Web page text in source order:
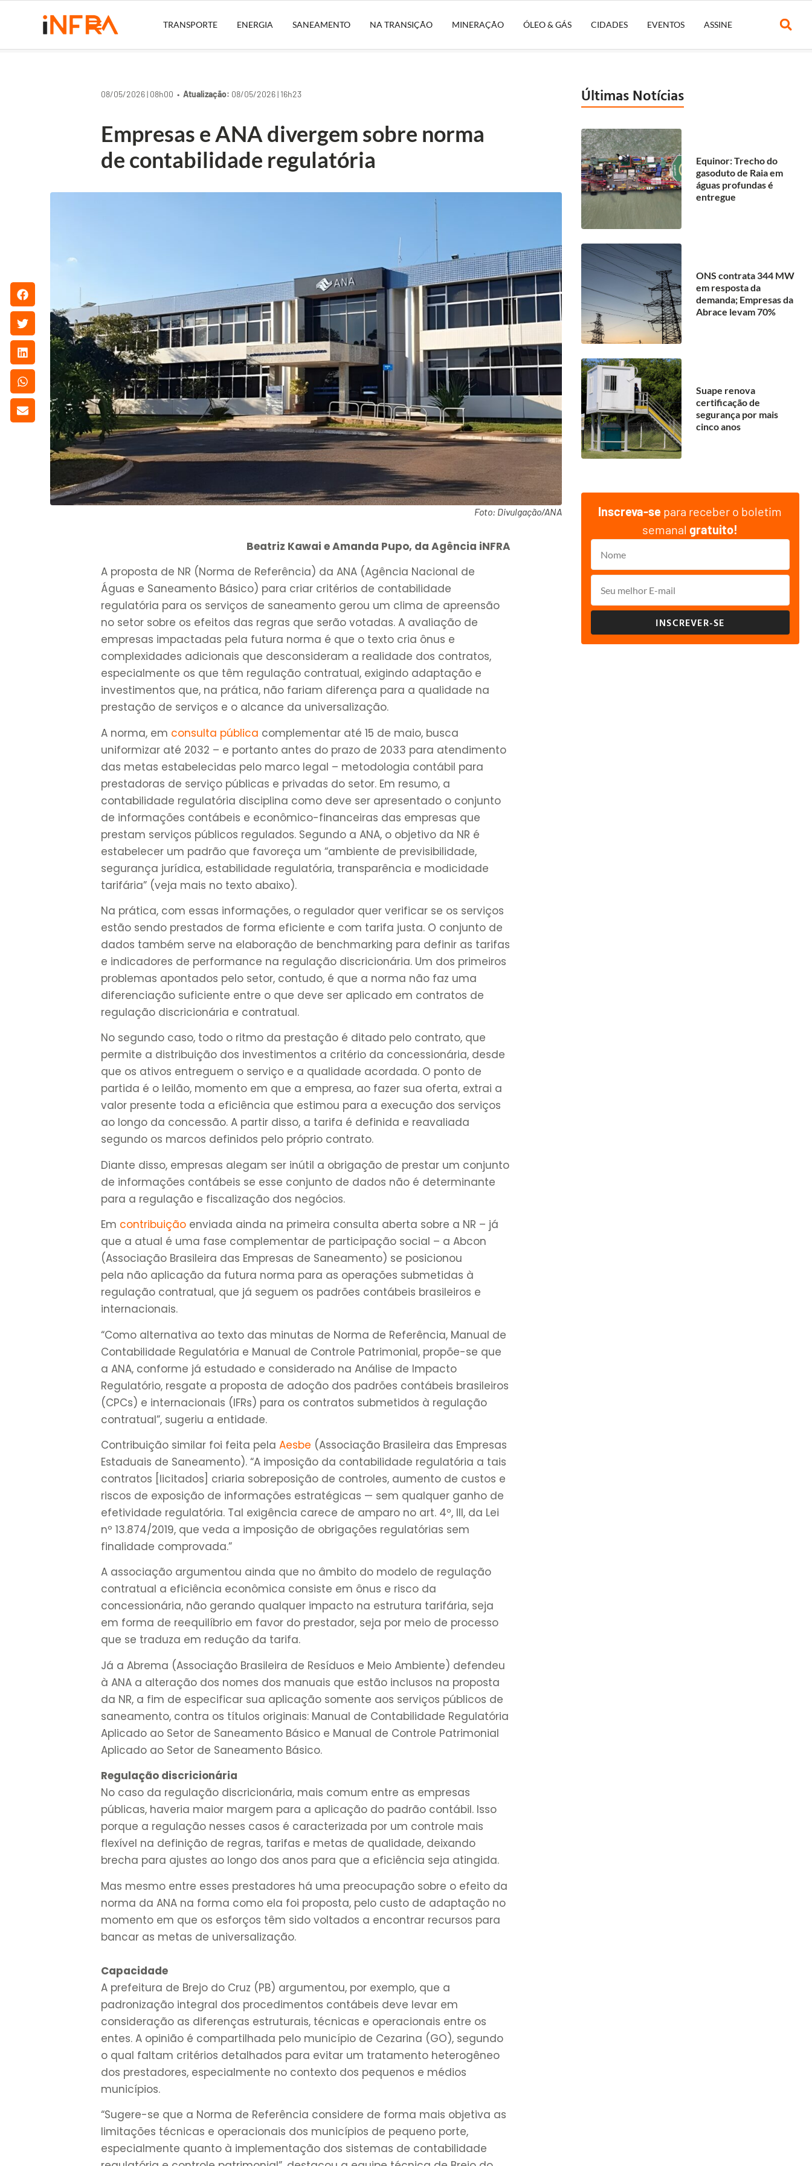
TRANSPORTE ENERGIA SANEAMENTO NA TRANSIÇÃO MINERAÇÃO ÓLEO & GÁS CIDADES EVENTOS ASSINE
08/05/2026 | 08h00 •Atualização: 08/05/2026 | 16h23
Empresas e ANA divergem sobre norma
de contabilidade regulatória
Foto: Divulgação/ANA
Beatriz Kawai e Amanda Pupo, da Agência iNFRA
A proposta de NR (Norma de Referência) da ANA (Agência Nacional de
Águas e Saneamento Básico) para criar critérios de contabilidade
regulatória para os serviços de saneamento gerou um clima de apreensão
no setor sobre os efeitos das regras que serão votadas. A avaliação de
empresas impactadas pela futura norma é que o texto cria ônus e
complexidades adicionais que desconsideram a realidade dos contratos,
especialmente os que têm regulação contratual, exigindo adaptação e
investimentos que, na prática, não fariam diferença para a qualidade na
prestação de serviços e o alcance da universalização.
A norma, em consulta pública complementar até 15 de maio, busca
uniformizar até 2032 – e portanto antes do prazo de 2033 para atendimento
das metas estabelecidas pelo marco legal – metodologia contábil para
prestadoras de serviço públicas e privadas do setor. Em resumo, a
contabilidade regulatória disciplina como deve ser apresentado o conjunto
de informações contábeis e econômico-financeiras das empresas que
prestam serviços públicos regulados. Segundo a ANA, o objetivo da NR é
estabelecer um padrão que favoreça um “ambiente de previsibilidade,
segurança jurídica, estabilidade regulatória, transparência e modicidade
tarifária” (veja mais no texto abaixo).
Na prática, com essas informações, o regulador quer verificar se os serviços
estão sendo prestados de forma eficiente e com tarifa justa. O conjunto de
dados também serve na elaboração de benchmarking para definir as tarifas
e indicadores de performance na regulação discricionária. Um dos primeiros
problemas apontados pelo setor, contudo, é que a norma não faz uma
diferenciação suficiente entre o que deve ser aplicado em contratos de
regulação discricionária e contratual.
No segundo caso, todo o ritmo da prestação é ditado pelo contrato, que
permite a distribuição dos investimentos a critério da concessionária, desde
que os ativos entreguem o serviço e a qualidade acordada. O ponto de
partida é o leilão, momento em que a empresa, ao fazer sua oferta, extrai a
valor presente toda a eficiência que estimou para a execução dos serviços
ao longo da concessão. A partir disso, a tarifa é definida e reavaliada
segundo os marcos definidos pelo próprio contrato.
Diante disso, empresas alegam ser inútil a obrigação de prestar um conjunto
de informações contábeis se esse conjunto de dados não é determinante
para a regulação e fiscalização dos negócios.
Em contribuição enviada ainda na primeira consulta aberta sobre a NR – já
que a atual é uma fase complementar de participação social – a Abcon
(Associação Brasileira das Empresas de Saneamento) se posicionou
pela não aplicação da futura norma para as operações submetidas à
regulação contratual, que já seguem os padrões contábeis brasileiros e
internacionais.
“Como alternativa ao texto das minutas de Norma de Referência, Manual de
Contabilidade Regulatória e Manual de Controle Patrimonial, propõe-se que
a ANA, conforme já estudado e considerado na Análise de Impacto
Regulatório, resgate a proposta de adoção dos padrões contábeis brasileiros
(CPCs) e internacionais (IFRs) para os contratos submetidos à regulação
contratual”, sugeriu a entidade.
Contribuição similar foi feita pelaAesbe (Associação Brasileira das Empresas
Estaduais de Saneamento). “A imposição da contabilidade regulatória a tais
contratos [licitados] criaria sobreposição de controles, aumento de custos e
riscos de exposição de informações estratégicas — sem qualquer ganho de
efetividade regulatória. Tal exigência carece de amparo no art. 4º, III, da Lei
nº 13.874/2019, que veda a imposição de obrigações regulatórias sem
finalidade comprovada.”
A associação argumentou ainda que no âmbito do modelo de regulação
contratual a eficiência econômica consiste em ônus e risco da
concessionária, não gerando qualquer impacto na estrutura tarifária, seja
em forma de reequilíbrio em favor do prestador, seja por meio de processo
que se traduza em redução da tarifa.
Já a Abrema (Associação Brasileira de Resíduos e Meio Ambiente) defendeu
à ANA a alteração dos nomes dos manuais que estão inclusos na proposta
da NR, a fim de especificar sua aplicação somente aos serviços públicos de
saneamento, contra os títulos originais: Manual de Contabilidade Regulatória
Aplicado ao Setor de Saneamento Básico e Manual de Controle Patrimonial
Aplicado ao Setor de Saneamento Básico.
Regulação discricionária
No caso da regulação discricionária, mais comum entre as empresas
públicas, haveria maior margem para a aplicação do padrão contábil. Isso
porque a regulação nesses casos é caracterizada por um controle mais
flexível na definição de regras, tarifas e metas de qualidade, deixando
brecha para ajustes ao longo dos anos para que a eficiência seja atingida.
Mas mesmo entre esses prestadores há uma preocupação sobre o efeito da
norma da ANA na forma como ela foi proposta, pelo custo de adaptação no
momento em que os esforços têm sido voltados a encontrar recursos para
bancar as metas de universalização.
Capacidade
A prefeitura de Brejo do Cruz (PB) argumentou, por exemplo, que a
padronização integral dos procedimentos contábeis deve levar em
consideração as diferenças estruturais, técnicas e operacionais entre os
entes. A opinião é compartilhada pelo município de Cezarina (GO), segundo
o qual faltam critérios detalhados para evitar um tratamento heterogêneo
dos prestadores, especialmente no contexto dos pequenos e médios
municípios.
“Sugere-se que a Norma de Referência considere de forma mais objetiva as
limitações técnicas e operacionais dos municípios de pequeno porte,
especialmente quanto à implementação dos sistemas de contabilidade
Últimas Notícias
Equinor: Trecho do
gasoduto de Raia em
águas profundas é
entregue
ONS contrata 344 MW
em resposta da
demanda; Empresas da
Abrace levam 70%
Suape renova
certificação de
segurança por mais
cinco anos
Inscreva-se para receber o boletim
semanalgratuito!
INSCREVER-SE